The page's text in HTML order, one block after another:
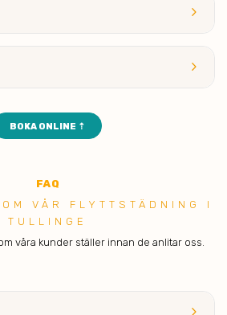
keyboard_arrow_right
keyboard_arrow_right
BOKA ONLINE ⇡
FAQ
VÅR FLYTTSTÄDNING I
TULLINGE
våra kunder ställer innan de anlitar oss.